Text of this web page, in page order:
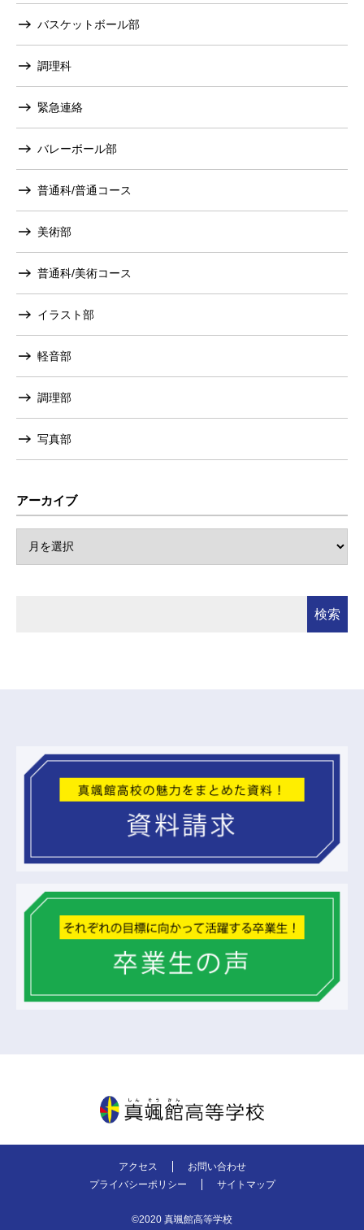
バスケットボール部
調理科
緊急連絡
バレーボール部
普通科/普通コース
美術部
普通科/美術コース
イラスト部
軽音部
調理部
写真部
アーカイブ
アクセス
お問い合わせ
プライバシーポリシー
サイトマップ
©2020 真颯館高等学校